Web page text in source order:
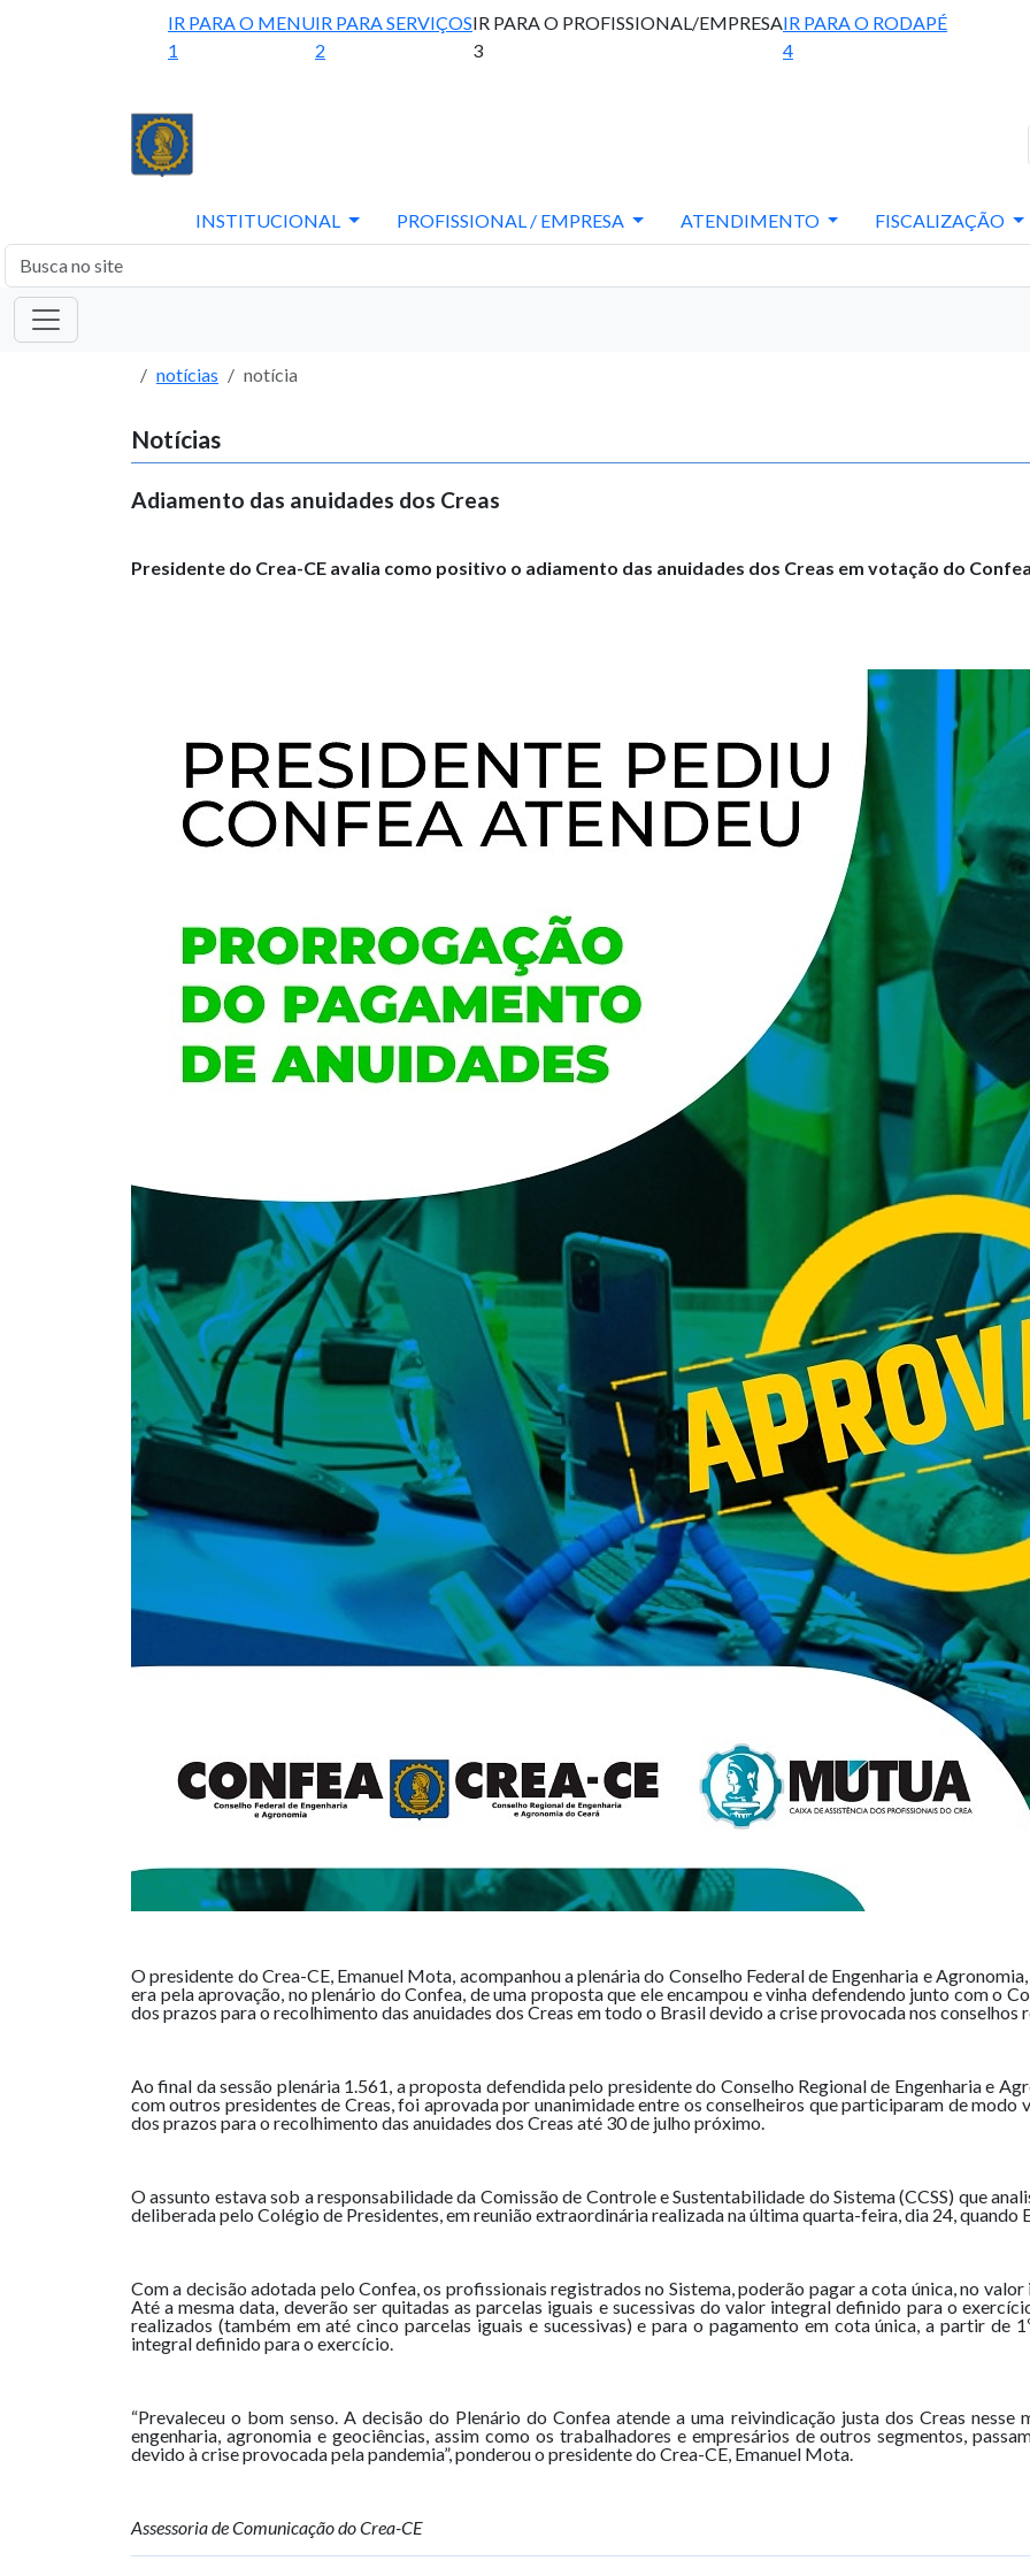
IR PARA O MENU
1
IR PARA SERVIÇOS
2
IR PARA O PROFISSIONAL/EMPRESA
3
IR PARA O RODAPÉ
4
INSTITUCIONAL PROFISSIONAL / EMPRESA ATENDIMENTO FISCALIZAÇÃO
notícias notícia
Notícias
Adiamento das anuidades dos Creas
Presidente do Crea-CE avalia como positivo o adiamento das anuidades dos Creas em votação do
O presidente do Crea-CE, Emanuel Mota, acompanhou a plenária do Conselho Federal de Engenharia e
era pela aprovação, no plenário do Confea, de uma proposta que ele encampou e vinha defendendo junto com o
dos prazos para o recolhimento das anuidades dos Creas em todo o Brasil devido a crise provocada nos conselhos
Ao final da sessão plenária 1.561, a proposta defendida pelo presidente do Conselho Regional de Engenharia e
com outros presidentes de Creas, foi aprovada por unanimidade entre os conselheiros que participaram de
dos prazos para o recolhimento das anuidades dos Creas até 30 de julho próximo.
O assunto estava sob a responsabilidade da Comissão de Controle e Sustentabilidade do Sistema (CCSS) que
deliberada pelo Colégio de Presidentes, em reunião extraordinária realizada na última quarta-feira, dia 24, quando
Com a decisão adotada pelo Confea, os profissionais registrados no Sistema, poderão pagar a cota única, no
Até a mesma data, deverão ser quitadas as parcelas iguais e sucessivas do valor integral definido para o
realizados (também em até cinco parcelas iguais e sucessivas) e para o pagamento em cota única, a partir de
integral definido para o exercício.
“Prevaleceu o bom senso. A decisão do Plenário do Confea atende a uma reivindicação justa dos Creas
engenharia, agronomia e geociências, assim como os trabalhadores e empresários de outros segmentos,
devido à crise provocada pela pandemia”, ponderou o presidente do Crea-CE, Emanuel Mota.
Assessoria de Comunicação do Crea-CE